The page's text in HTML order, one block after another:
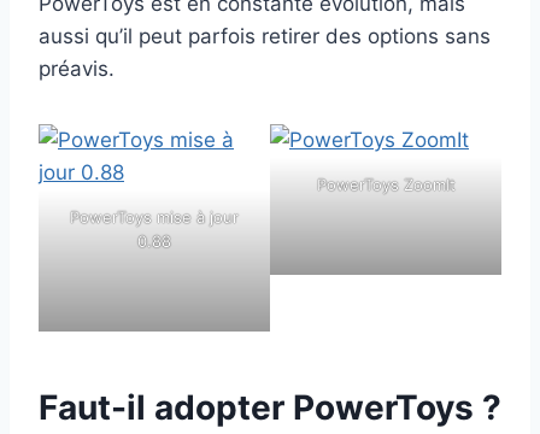
aussi qu’il peut parfois retirer des options sans
préavis.
PowerToys mise à jour
0.88
PowerToys ZoomIt
Faut-il adopter PowerToys ?